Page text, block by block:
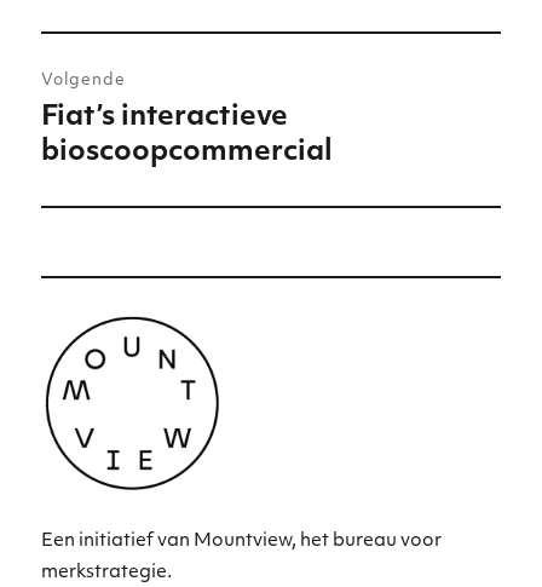
Volgende
Volgend
bericht:
Fiat’s interactieve
bioscoopcommercial
Een initiatief van Mountview, het bureau voor
merkstrategie.